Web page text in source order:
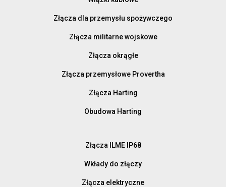
Złącza dla przemysłu spożywczego
Złącza militarne wojskowe
Złącza okrągłe
Złącza przemysłowe Provertha
Złącza Harting
Obudowa Harting
Złącza ILME IP68
Wkłady do złączy
Złącza elektryczne